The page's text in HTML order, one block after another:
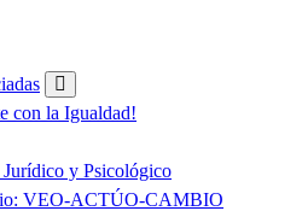
con la Igualdad!
y Psicológico
VEO-ACTÚO-CAMBIO